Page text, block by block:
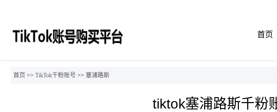
首页
首页 >> TikTok千粉账号 >> 塞浦路斯
tiktok塞浦路斯千粉